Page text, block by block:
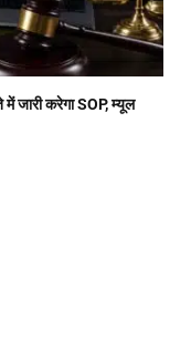
में जारी करेगा SOP, म्यूल